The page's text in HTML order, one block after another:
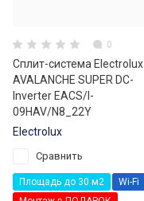
0
Сплит-система Electrolux
AVALANCHE SUPER DC-
Inverter EACS/I-
09HAV/N8_22Y
Electrolux
Сравнить
Площадь до 30 м2
Wi-Fi